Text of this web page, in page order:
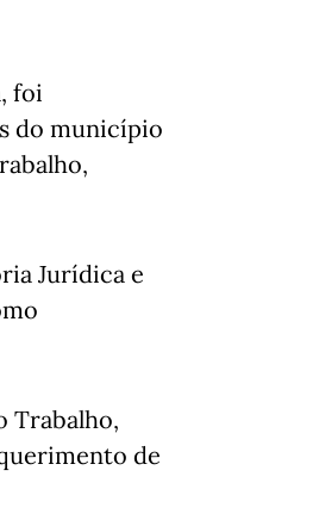
foi
do município
Jurídica e
Trabalho,
de